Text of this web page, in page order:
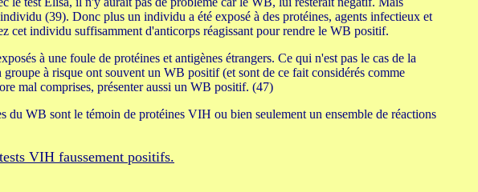
(39). Donc plus un individu a été exposé à des protéines, agents infectieux et
cet individu suffisamment d'anticorps réagissant pour rendre le WB positif.
à une foule de protéines et antigènes étrangers. Ce qui n'est pas le cas de la
à risque ont souvent un WB positif (et sont de ce fait considérés comme
mal comprises, présenter aussi un WB positif. (47)
WB sont le témoin de protéines VIH ou bien seulement un ensemble de réactions
VIH faussement positifs.